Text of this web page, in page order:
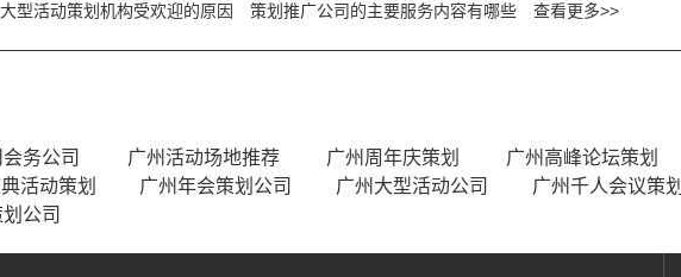
大型活动策划机构受欢迎的原因 策划推广公司的主要服务内容有哪些 查看更多>>
务公司 广州活动场地推荐 广州周年庆策划 广州高峰论坛策划
活动策划 广州年会策划公司 广州大型活动公司 广州千人会议策划
公司